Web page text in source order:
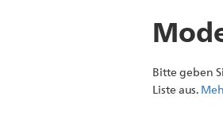
Bitte geben
Liste aus.